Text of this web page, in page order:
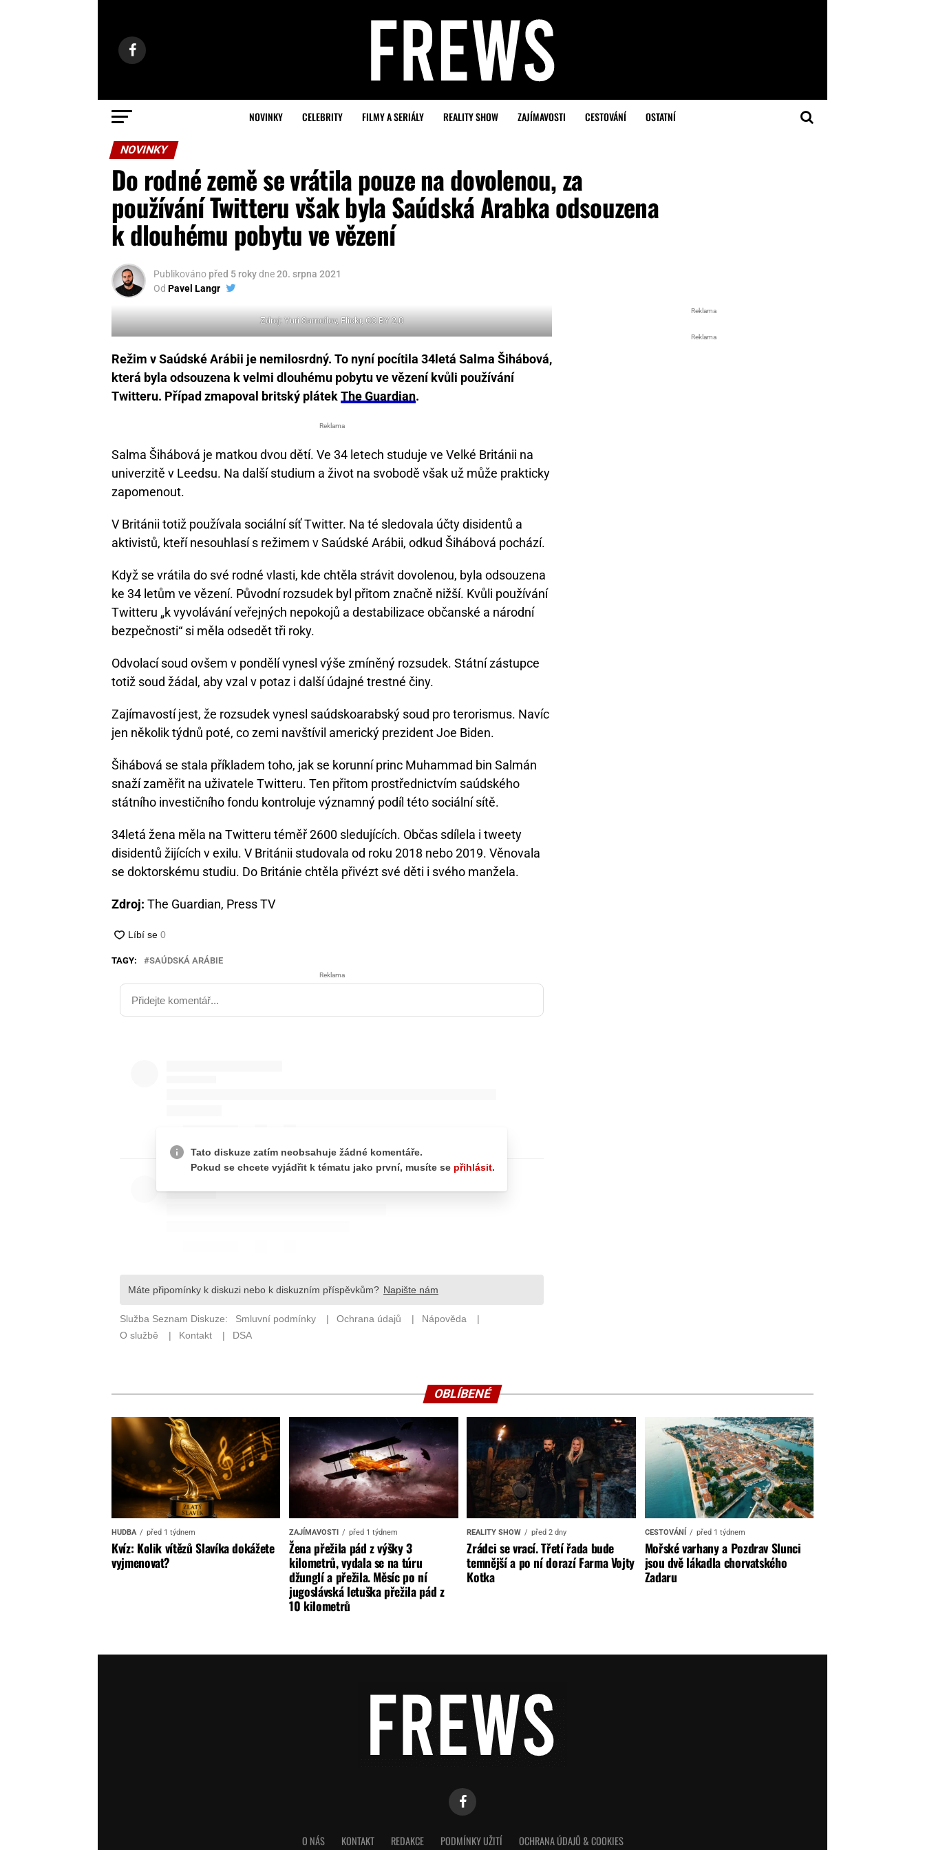
NOVINKY CELEBRITY FILMY A SERIÁLY REALITY SHOW ZAJÍMAVOSTI CESTOVÁNÍ OSTATNÍ
NOVINKY
Do rodné země se vrátila pouze na dovolenou, za
používání Twitteru však byla Saúdská Arabka odsouzena
k dlouhému pobytu ve vězení
Publikováno před 5 rokydne20. srpna 2021
Od Pavel Langr
Zdroj: Yuri Samoilov, Flickr, CC BY 2.0
Režim v Saúdské Arábii je nemilosrdný. To nyní pocítila 34letá Salma Šihábová,
která byla odsouzena k velmi dlouhému pobytu ve vězení kvůli používání
Twitteru. Případ zmapoval britský plátek The Guardian.
Reklama
Salma Šihábová je matkou dvou dětí. Ve 34 letech studuje ve Velké Británii na
univerzitě v Leedsu. Na další studium a život na svobodě však už může prakticky
zapomenout.
V Británii totiž používala sociální síť Twitter. Na té sledovala účty disidentů a
aktivistů, kteří nesouhlasí s režimem v Saúdské Arábii, odkud Šihábová pochází.
Když se vrátila do své rodné vlasti, kde chtěla strávit dovolenou, byla odsouzena
ke 34 letům ve vězení. Původní rozsudek byl přitom značně nižší. Kvůli používání
Twitteru „k vyvolávání veřejných nepokojů a destabilizace občanské a národní
bezpečnosti“ si měla odsedět tři roky.
Odvolací soud ovšem v pondělí vynesl výše zmíněný rozsudek. Státní zástupce
totiž soud žádal, aby vzal v potaz i další údajné trestné činy.
Zajímavostí jest, že rozsudek vynesl saúdskoarabský soud pro terorismus. Navíc
jen několik týdnů poté, co zemi navštívil americký prezident Joe Biden.
Šihábová se stala příkladem toho, jak se korunní princ Muhammad bin Salmán
snaží zaměřit na uživatele Twitteru. Ten přitom prostřednictvím saúdského
státního investičního fondu kontroluje významný podíl této sociální sítě.
34letá žena měla na Twitteru téměř 2600 sledujících. Občas sdílela i tweety
disidentů žijících v exilu. V Británii studovala od roku 2018 nebo 2019. Věnovala
se doktorskému studiu. Do Británie chtěla přivézt své děti i svého manžela.
Zdroj: The Guardian, Press TV
TAGY: SAÚDSKÁ ARÁBIE
Reklama
Reklama
Reklama
OBLÍBENÉ
HUDBA před 1 týdnem
Kvíz: Kolik vítězů Slavíka dokážete
vyjmenovat?
ZAJÍMAVOSTI před 1 týdnem
Žena přežila pád z výšky 3
kilometrů, vydala se na túru
džunglí a přežila. Měsíc po ní
jugoslávská letuška přežila pád z
10 kilometrů
REALITY SHOW před 2 dny
Zrádci se vrací. Třetí řada bude
temnější a po ní dorazí Farma Vojty
Kotka
CESTOVÁNÍ před 1 týdnem
Mořské varhany a Pozdrav Slunci
jsou dvě lákadla chorvatského
Zadaru
O NÁS KONTAKT REDAKCE PODMÍNKY UŽITÍ OCHRANA ÚDAJŮ & COOKIES